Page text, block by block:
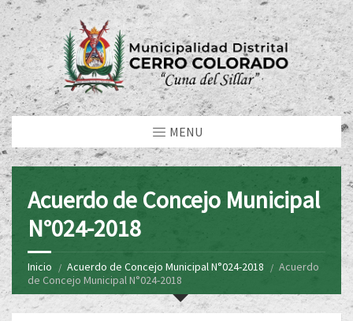
MENU
Acuerdo de Concejo Municipal
N°024-2018
Inicio Acuerdo de Concejo Municipal N°024-2018
Acuerdo
de Concejo Municipal N°024-2018